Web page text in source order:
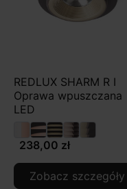
REDLUX SHARM R I
Oprawa wpuszczana
LED
238,00 zł
Zobacz szczegóły